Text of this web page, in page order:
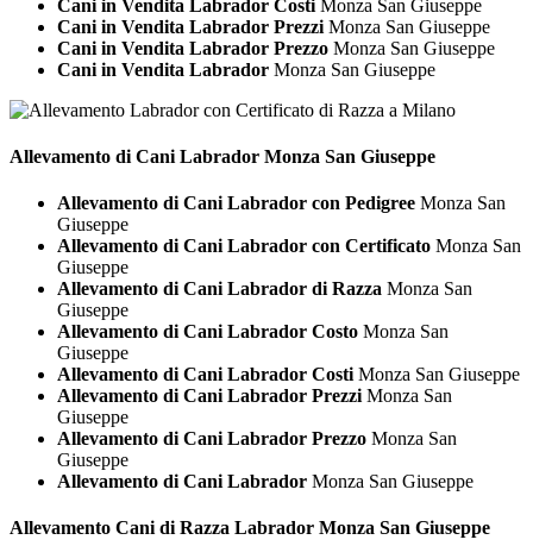
Cani in Vendita Labrador Costi Monza San Giuseppe
Cani in Vendita Labrador Prezzi Monza San Giuseppe
Cani in Vendita Labrador Prezzo Monza San Giuseppe
Cani in Vendita Labrador Monza San Giuseppe
Allevamento di Cani Labrador Monza San Giuseppe
Allevamento di Cani Labrador con Pedigree Monza San
Giuseppe
Allevamento di Cani Labrador con Certificato Monza San
Giuseppe
Allevamento di Cani Labrador di Razza Monza San
Giuseppe
Allevamento di Cani Labrador Costo Monza San
Giuseppe
Allevamento di Cani Labrador Costi Monza San Giuseppe
Allevamento di Cani Labrador Prezzi Monza San
Giuseppe
Allevamento di Cani Labrador Prezzo Monza San
Giuseppe
Allevamento di Cani Labrador Monza San Giuseppe
Allevamento Cani di Razza Labrador Monza San Giuseppe